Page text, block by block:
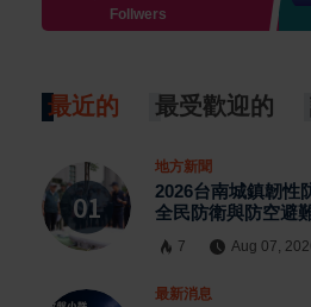
Follwers
最近的 最受歡迎的
地方新聞
2026台南城鎮韌性
全民防衛與防空避
7 Aug 07,
最新消息